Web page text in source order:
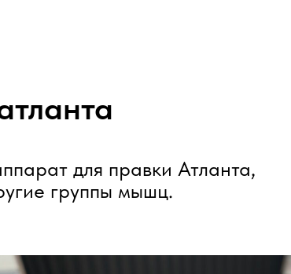
для правки Атланта,
группы мышц.